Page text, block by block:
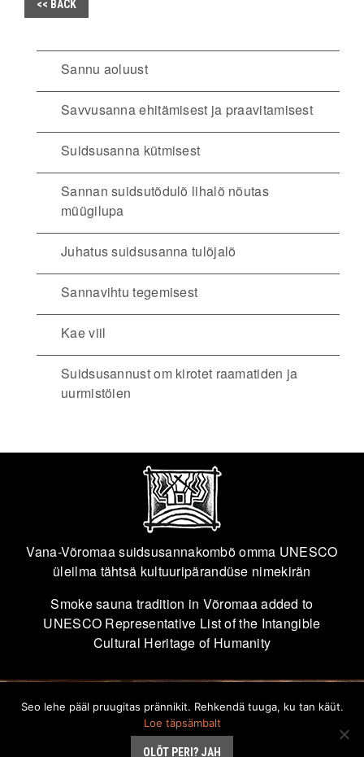
<< BACK
Sannu aoluust
Savvusanna ehitämisest ja praavitamisest
Suidsusanna kütmisest
Sannan suidsutõdulõ lihalõ nõutas
müügilupa
Juhatus suidsusanna tulõjalõ
Sannavihtu tegemisest
Kae viil
Suidsusannust om kirotet raamatiden ja
uurmistöien
Vana-Võromaa suidsusannakombõ omma UNESCO
üleilma tähtsä kultuuripärandüse nimekirän
Smoke sauna tradition in Võromaa added to
UNESCO Representative List of the Intangible
Cultural Heritage of Humanity
info@savvusann.ee
Seo lehe pääl pruugitas prännikit. Rehkendä tuuga, ku tan käüt.
Loe täpsämbalt
OLÕT PERI? JAH